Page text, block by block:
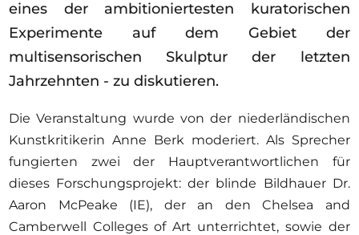
Kontakt
eines der ambitioniertesten kuratorischen
Experimente auf dem Gebiet der
multisensorischen Skulptur der letzten
Jahrzehnten - zu diskutieren.
Die Veranstaltung wurde von der niederländischen
Kunstkritikerin Anne Berk moderiert. Als Sprecher
fungierten zwei der Hauptverantwortlichen für
dieses Forschungsprojekt: der blinde Bildhauer Dr.
Aaron McPeake (IE), der an den Chelsea and
Camberwell Colleges of Art unterrichtet, sowie der